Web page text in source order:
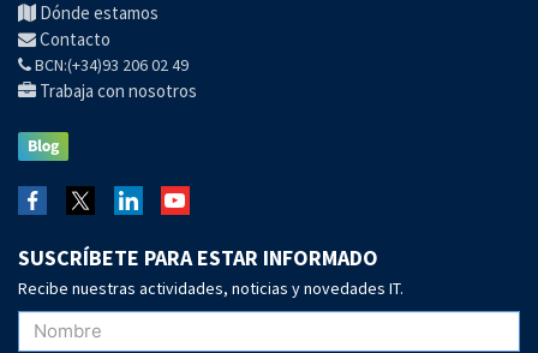
Dónde estamos
Contacto
BCN:(+34)93 206 02 49
Trabaja con nosotros
SUSCRÍBETE PARA ESTAR INFORMADO
Recibe nuestras actividades, noticias y novedades IT.